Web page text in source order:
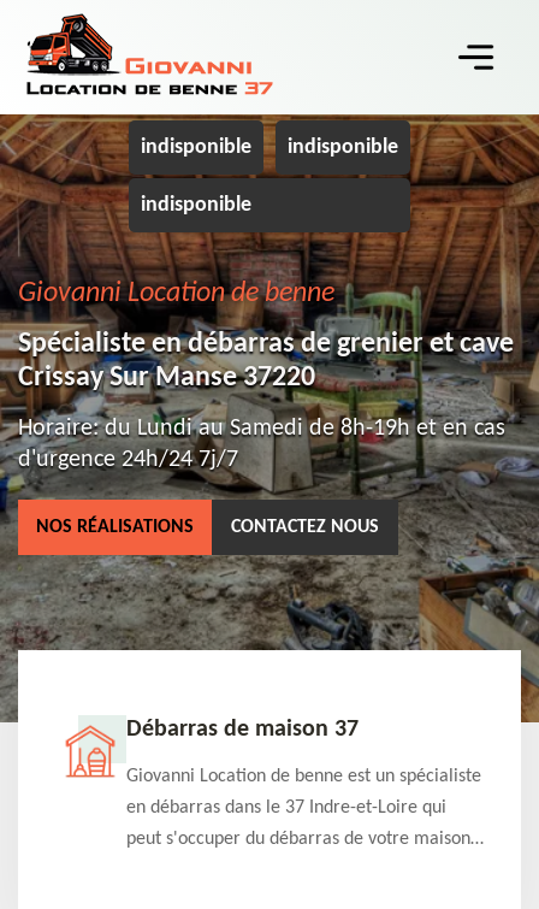
indisponible indisponible
indisponible
Giovanni Location de benne
Spécialiste en débarras de grenier et cave
Crissay Sur Manse 37220
Horaire: du Lundi au Samedi de 8h-19h et en cas
d'urgence 24h/24 7j/7
NOS RÉALISATIONS CONTACTEZ NOUS
Débarras de maison 37
Giovanni Location de benne est un spécialiste
en débarras dans le 37 Indre-et-Loire qui
peut s'occuper du débarras de votre maison